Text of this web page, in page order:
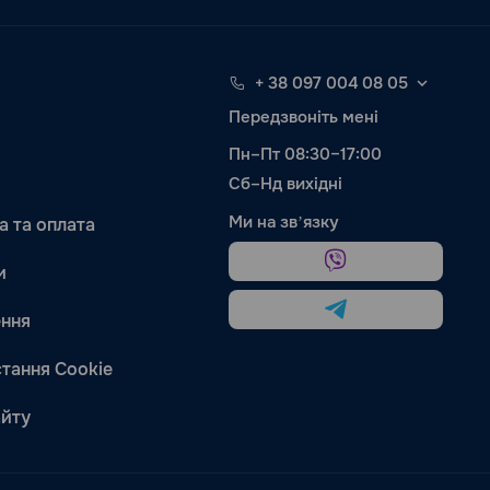
та оплата
Cookie
+ 38 097 004 08 05
Передзвоніть мені
Пн–Пт 08:30–17:00
Сб–Нд вихідні
Ми на звʼязку